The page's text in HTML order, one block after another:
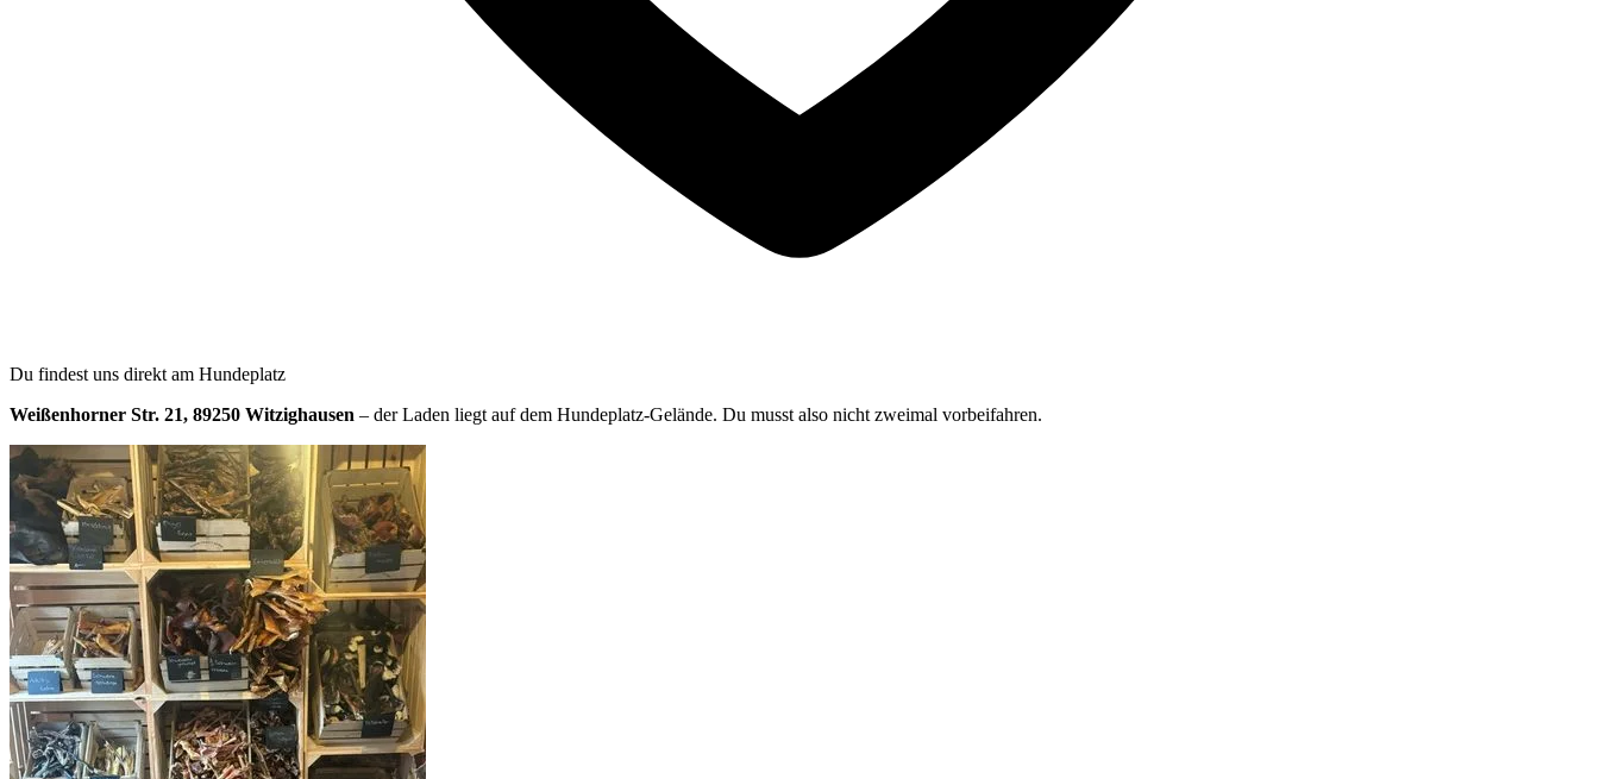
Du findest uns direkt am Hundeplatz
Weißenhorner Str. 21, 89250 Witzighausen – der Laden liegt auf dem Hundeplatz-Gelände. Du musst also nicht zweimal vorbeifahren.